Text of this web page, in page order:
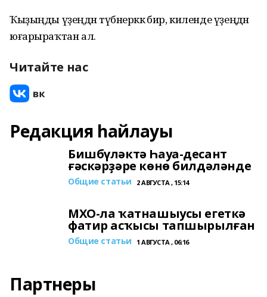
Ҡыҙыңды үҙеңдән түбәнерәккә бир, киленде үҙеңдән
юғарыраҡтан ал.
Читайте нас
Редакция һайлауы
Бишбүләктә Һауа-десант
ғәскәрҙәре көнө билдәләнде
Общие статьи 2 АВГУСТА , 15:14
МХО-ла ҡатнашыусы егеткә
фатир асҡысы тапшырылған
Общие статьи 1 АВГУСТА , 06:16
Партнеры